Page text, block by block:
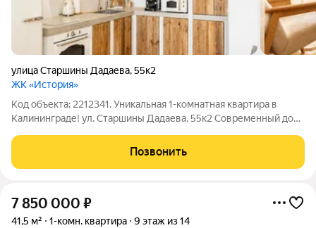
улица Старшины Дадаева,55к2
ЖК «История»
Код объекта: 2212341. Уникальная 1-комнатная квартира в
Калининграде! ул. Старшины Дадаева, 55к2 Современный дом
огороженная территория
Позвонить
7 850 000 ₽
41,5 м² 1-комн. квартира 9 этаж из 14